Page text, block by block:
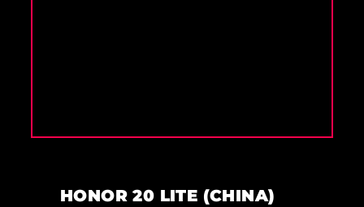
HONOR 20 LITE (CHINA)